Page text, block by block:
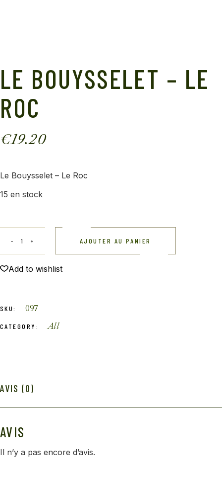
LE BOUYSSELET – LE
ROC
€19.20
Le Bouysselet – Le Roc
15 en stock
AJOUTER AU PANIER
Add to wishlist
SKU: 097
CATEGORY: All
AVIS (0)
AVIS
Il n’y a pas encore d’avis.